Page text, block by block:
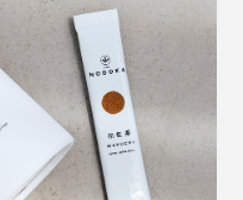
葉を栽培するための条
い『THE NODOKA』の
か認められていない